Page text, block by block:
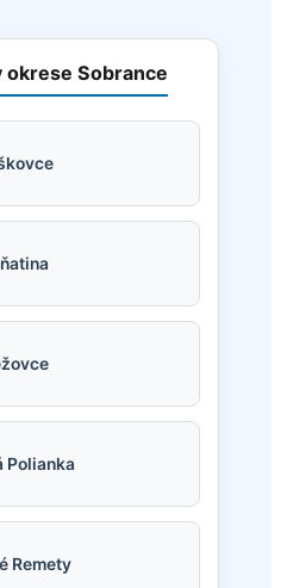
okrese Sobrance
Polianka
Remety